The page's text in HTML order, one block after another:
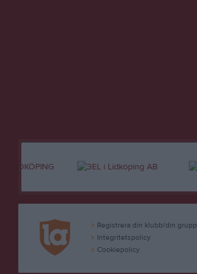
Registrera din klubb/din grupp
Integritetspolicy
Cookiepolicy